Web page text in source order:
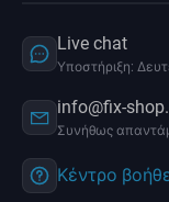
Live chat
Υποστήριξη:
info@fix-
Συνήθως
Κέντρο